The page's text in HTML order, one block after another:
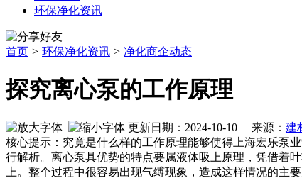
环保净化资讯
首页 > 环保净化资讯 > 净化商企动态
探究离心泵的工作原理
更新日期：2024-10-10 来源： 建
核心提示：究竟是什么样的工作原理能够使得上海宏乐泵
行解析。离心泵具优势的特点要属液体吸上原理，凭借着
上。整个过程中很容易出现气缚现象，造成这样情况的主